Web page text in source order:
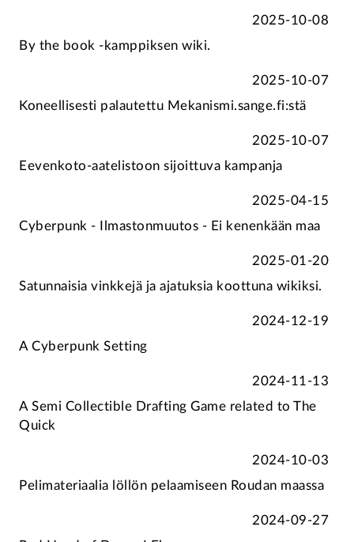
2025-10-08
By the book -kamppiksen wiki.
2025-10-07
Koneellisesti palautettu Mekanismi.sange.fi:stä
2025-10-07
Eevenkoto-aatelistoon sijoittuva kampanja
2025-04-15
Cyberpunk - Ilmastonmuutos - Ei kenenkään maa
2025-01-20
Satunnaisia vinkkejä ja ajatuksia koottuna wikiksi.
2024-12-19
A Cyberpunk Setting
2024-11-13
A Semi Collectible Drafting Game related to The
Quick
2024-10-03
Pelimateriaalia löllön pelaamiseen Roudan maassa
2024-09-27